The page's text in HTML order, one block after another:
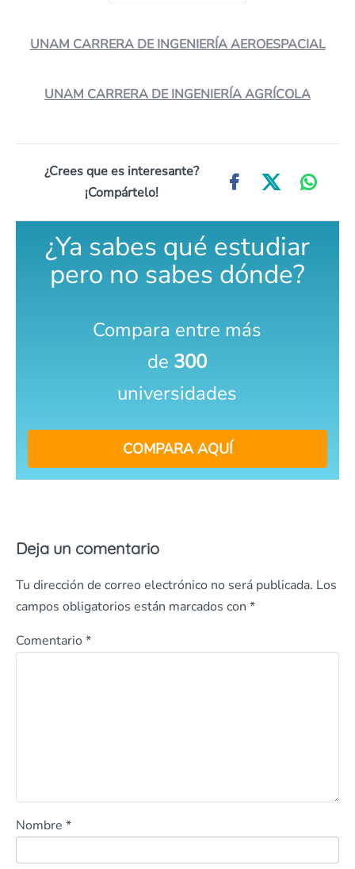
UNAM CARRERA DE INGENIERÍA AEROESPACIAL
UNAM CARRERA DE INGENIERÍA AGRÍCOLA
¿Crees que es interesante?
¡Compártelo!
¿Ya sabes qué estudiar
pero no sabes dónde?
Compara entre más
de 300
universidades
COMPARA AQUÍ
Deja un comentario
Tu dirección de correo electrónico no será publicada. Los
campos obligatorios están marcados con *
Comentario *
Nombre *